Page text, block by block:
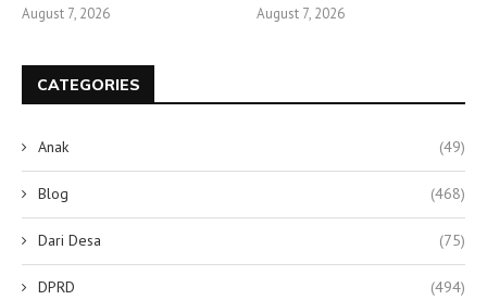
August 7, 2026 August 7, 2026
CATEGORIES
Anak (49)
Blog (468)
Dari Desa (75)
DPRD (494)